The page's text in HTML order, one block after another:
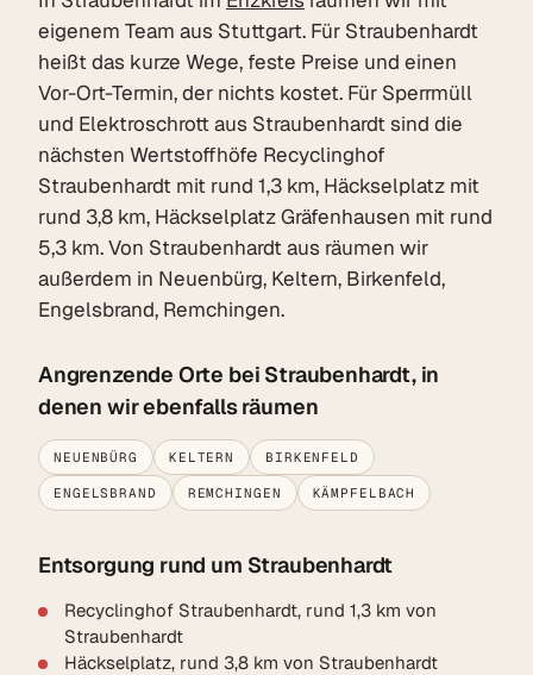
eigenem Team aus Stuttgart. Für Straubenhardt
heißt das kurze Wege, feste Preise und einen
Vor-Ort-Termin, der nichts kostet. Für Sperrmüll
und Elektroschrott aus Straubenhardt sind die
nächsten Wertstoffhöfe Recyclinghof
Straubenhardt mit rund 1,3 km, Häckselplatz mit
rund 3,8 km, Häckselplatz Gräfenhausen mit rund
5,3 km. Von Straubenhardt aus räumen wir
außerdem in Neuenbürg, Keltern, Birkenfeld,
Engelsbrand, Remchingen.
Angrenzende Orte bei Straubenhardt, in
denen wir ebenfalls räumen
NEUENBÜRG KELTERN BIRKENFELD
ENGELSBRAND REMCHINGEN KÄMPFELBACH
Entsorgung rund um Straubenhardt
Recyclinghof Straubenhardt, rund 1,3 km von
Straubenhardt
Häckselplatz, rund 3,8 km von Straubenhardt